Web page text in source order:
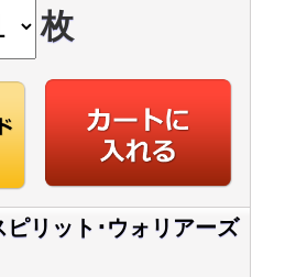
枚
リット･ウォリアーズ